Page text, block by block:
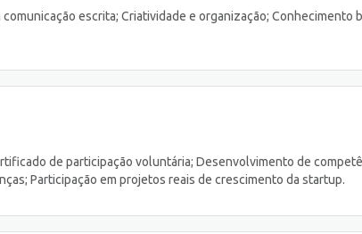
escrita; Criatividade e organização; Conhecimento
de participação voluntária; Desenvolvimento de
Participação em projetos reais de crescimento da startup.